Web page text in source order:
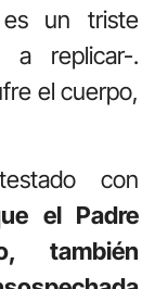
un triste
a replicar-.
el cuerpo,
con
el Padre
también